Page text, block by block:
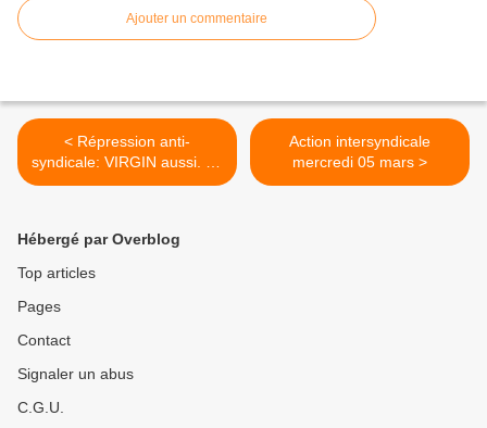
Ajouter un commentaire
< Répression anti-
syndicale: VIRGIN aussi. Là
encore nous répondrons
Action intersyndicale
mercredi 05 mars >
Hébergé par Overblog
Top articles
Pages
Contact
Signaler un abus
C.G.U.